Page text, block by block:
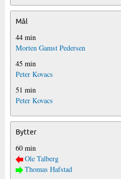
Mål
44 min
Morten Gamst Pedersen
45 min
Peter Kovacs
51 min
Peter Kovacs
Bytter
60 min
Ole Talberg
Thomas Hafstad